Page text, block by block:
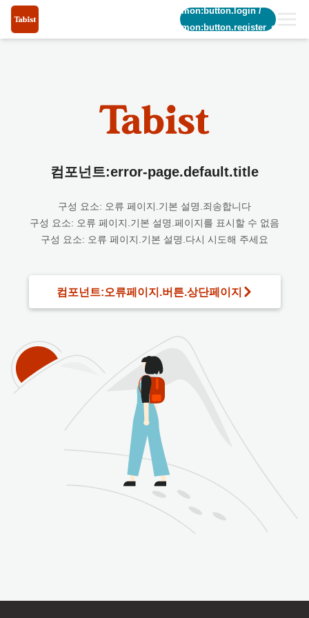
common:button.login/
common:button.register_short
컴포넌트:error-page.default.title
구성 요소: 오류 페이지.기본 설명.죄송합니다
구성 요소: 오류 페이지.기본 설명.페이지를 표시할 수 없음
구성 요소: 오류 페이지.기본 설명.다시 시도해 주세요
컴포넌트:오류페이지.버튼.상단페이지